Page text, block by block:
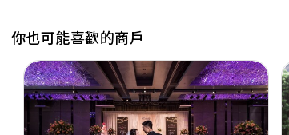
你也可能喜歡的商戶